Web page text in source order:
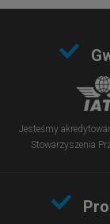
Jesteśmy
Stowarzyszenia